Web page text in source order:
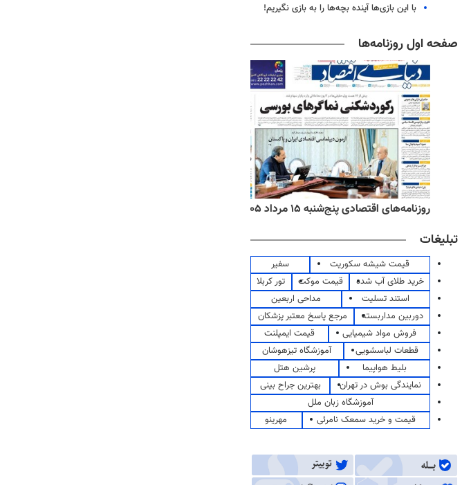
با این بازی‌ها آینده بچه‌ها را به بازی نگیریم!
صفحه اول روزنامه‌ها
روزنامه‌های اقتصادی پنج‌شنبه ۱۵ مرداد ۱۴۰۵
تبلیغات
قیمت شیشه سکوریت
سفیر
خرید طلای آب شده
قیمت موکت
تور کربلا
استند تسلیت
مداحی اربعین
دوربین مداربسته
مرجع پاسخ معتبر پزشکان
فروش مواد شیمیایی
قیمت ایمپلنت
قطعات لباسشویی
آموزشگاه تیزهوشان
بلیط هواپیما
پرشین هتل
نمایندگی بوش در تهران
بهترین جراح بینی
آموزشگاه زبان ملل
قیمت و خرید سمعک نامرئی
مهرینو